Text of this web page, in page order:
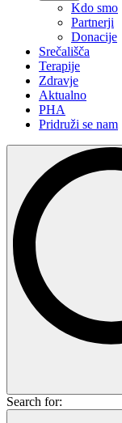
Kdo smo
Partnerji
Donacije
Srečališča
Terapije
Zdravje
Aktualno
PHA
Pridruži se nam
Search for: